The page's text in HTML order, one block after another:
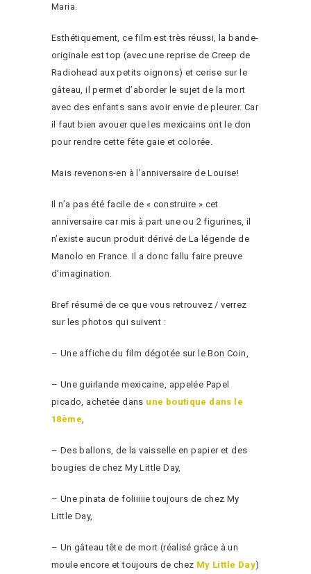
Maria.
Esthétiquement, ce film est très réussi, la bande-
originale est top (avec une reprise de Creep de
Radiohead aux petits oignons) et cerise sur le
gâteau, il permet d’aborder le sujet de la mort
avec des enfants sans avoir envie de pleurer. Car
il faut bien avouer que les mexicains ont le don
pour rendre cette fête gaie et colorée.
Mais revenons-en à l’anniversaire de Louise!
Il n’a pas été facile de « construire » cet
anniversaire car mis à part une ou 2 figurines, il
n’existe aucun produit dérivé de La légende de
Manolo en France. Il a donc fallu faire preuve
d’imagination.
Bref résumé de ce que vous retrouvez / verrez
sur les photos qui suivent :
– Une affiche du film dégotée sur le Bon Coin,
– Une guirlande mexicaine, appelée Papel
picado, achetée dans une boutique dans le
18ème
– Des ballons, de la vaisselle en papier et des
bougies de chez My Little Day,
– Une pinata de foliiiiie toujours de chez My
Little Day,
– Un gâteau tête de mort (réalisé grâce à un
moule encore et toujours de chez My Little Day)